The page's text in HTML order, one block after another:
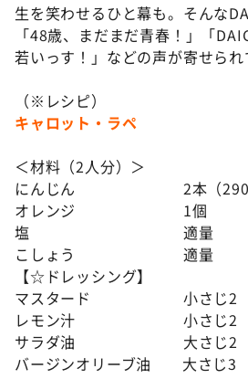
生を笑わせるひと幕も。そんな
「48歳、まだまだ青春！」「
若いっす！」などの声が寄せられ
（※レシピ）
キャロット・ラペ
＜材料（2人分）＞
にんじん 2本（290g
オレンジ 1個
塩 適量
こしょう 適量
【☆ドレッシング】
マスタード 小さじ2
レモン汁 小さじ2
サラダ油 大さじ2
バージンオリーブ油 大さじ3